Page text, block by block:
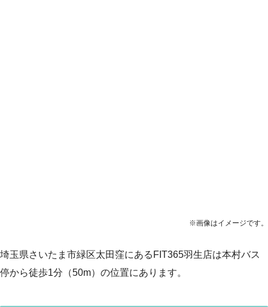
※画像はイメージです。
埼玉県さいたま市緑区太田窪にあるFIT365羽生店は本村バス
停から徒歩1分（50m）の位置にあります。